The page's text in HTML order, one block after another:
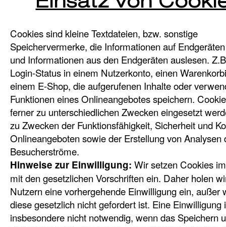
Einsatz von
Cookies sind kleine Textdateien, bzw. sonstige
Speichervermerke, die Informationen auf
und Informationen aus den Endgeräten auslesen.
Login-Status in einem Nutzerkonto, einen
einem E-Shop, die aufgerufenen Inhalte oder
Funktionen eines Onlineangebotes speichern.
ferner zu unterschiedlichen Zwecken eingesetzt
zu Zwecken der Funktionsfähigkeit, Sicherheit und
Onlineangeboten sowie der Erstellung von Analysen
Besucherströme.
Hinweise zur Einwilligung: Wir setzen Cookies
mit den gesetzlichen Vorschriften ein. Daher holen
Nutzern eine vorhergehende Einwilligung ein, außer
diese gesetzlich nicht gefordert ist. Eine Einwilligung
insbesondere nicht notwendig, wenn das Speichern